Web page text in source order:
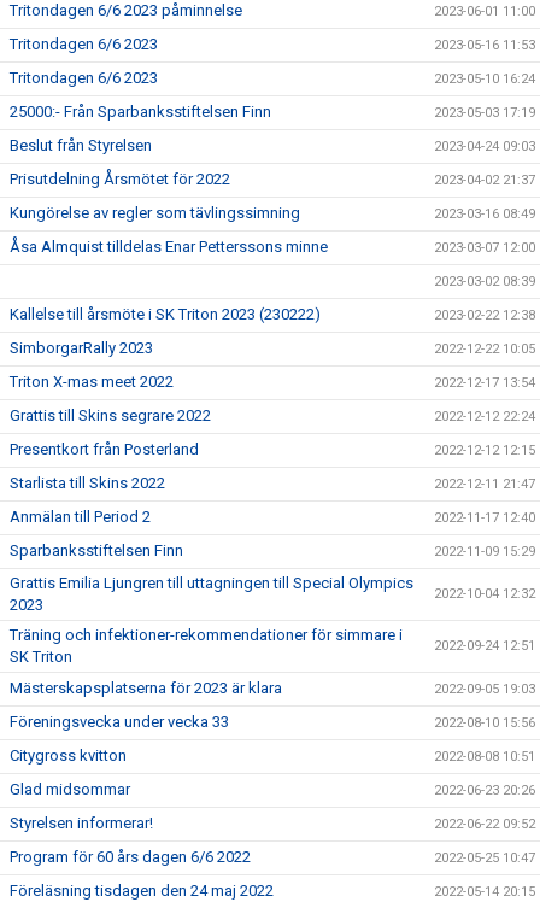
Tritondagen 6/6 2023 påminnelse 2023-06-01 11:00
Tritondagen 6/6 2023 2023-05-16 11:53
Tritondagen 6/6 2023 2023-05-10 16:24
25000:- Från Sparbanksstiftelsen Finn 2023-05-03 17:19
Beslut från Styrelsen 2023-04-24 09:03
Prisutdelning Årsmötet för 2022 2023-04-02 21:37
Kungörelse av regler som tävlingssimning 2023-03-16 08:49
Åsa Almquist tilldelas Enar Petterssons minne 2023-03-07 12:00
2023-03-02 08:39
Kallelse till årsmöte i SK Triton 2023 (230222) 2023-02-22 12:38
SimborgarRally 2023 2022-12-22 10:05
Triton X-mas meet 2022 2022-12-17 13:54
Grattis till Skins segrare 2022 2022-12-12 22:24
Presentkort från Posterland 2022-12-12 12:15
Starlista till Skins 2022 2022-12-11 21:47
Anmälan till Period 2 2022-11-17 12:40
Sparbanksstiftelsen Finn 2022-11-09 15:29
Grattis Emilia Ljungren till uttagningen till Special Olympics
2023
2022-10-04 12:32
Träning och infektioner-rekommendationer för simmare i
SK Triton
2022-09-24 12:51
Mästerskapsplatserna för 2023 är klara 2022-09-05 19:03
Föreningsvecka under vecka 33 2022-08-10 15:56
Citygross kvitton 2022-08-08 10:51
Glad midsommar 2022-06-23 20:26
Styrelsen informerar! 2022-06-22 09:52
Program för 60 års dagen 6/6 2022 2022-05-25 10:47
Föreläsning tisdagen den 24 maj 2022 2022-05-14 20:15